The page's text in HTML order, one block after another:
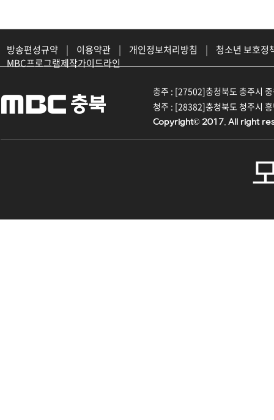
방송편성규약 | 이용약관 | 개인정보처리방침 |
청소년 보호정
MBC프로그램제작가이드라인
충주 : [27502]충청북도 충주시
청주 : [28382]충청북도 청주시
Copyright© 2017. All right